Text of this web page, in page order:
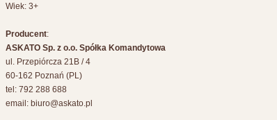
Wiek: 3+
Producent:
ASKATO Sp. z o.o. Spółka Komandytowa
ul. Przepiórcza 21B / 4
60-162 Poznań (PL)
tel: 792 288 688
email: biuro@askato.pl